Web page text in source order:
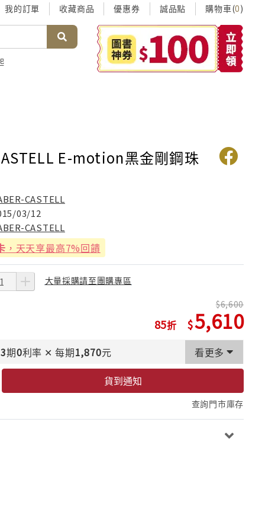
我的訂單 收藏商品 優惠券 誠品點 購物車(0)
E-motion黑金剛鋼珠
CASTELL
03/12
CASTELL
，天天享最高7%回饋
大量採購請至團購專區
85
6,600
5,610
3期0利率 ✕ 每期1,870元 看更多
貨到通知
查詢門市庫存